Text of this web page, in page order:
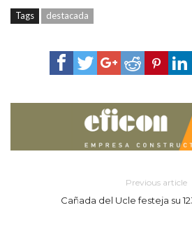
Tags destacada
Previous article
Cañada del Ucle festeja su